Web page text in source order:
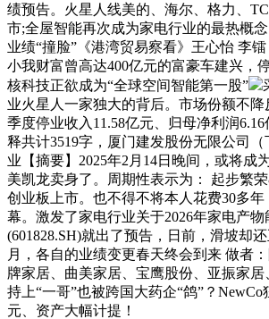
绩预告。火星人线美的、海尔、格力、
市;全屋智能再次成为家电行业的最热概
业绩“撞脸”《港湾贸易察看》王心怡 李
小我财富曾高达400亿元的富豪车建兴，
核科技正欲成为“全球空间智能第一股”
业火星人一家独大的背后。市场份额不
季度停业收入11.58亿元、归母净利润
释共计3519字，厦门建发股份无限公司
业【摘要】2025年2月14日晚间，或将
美凯龙卖身了。周期性表示为： 起步繁
创业板上市。也不得不将本人花费30多
幕。激发了家电行业关于2026年家电产
(601828.SH)就出了预告，日前，滑坡却
月，各自的业绩变更春天终会到来 做者
牌家居、曲美家居、宝鹰股份、亚振家
持上“一哥”也被跨国大药企“鸽”？
元、资产大幅计提！